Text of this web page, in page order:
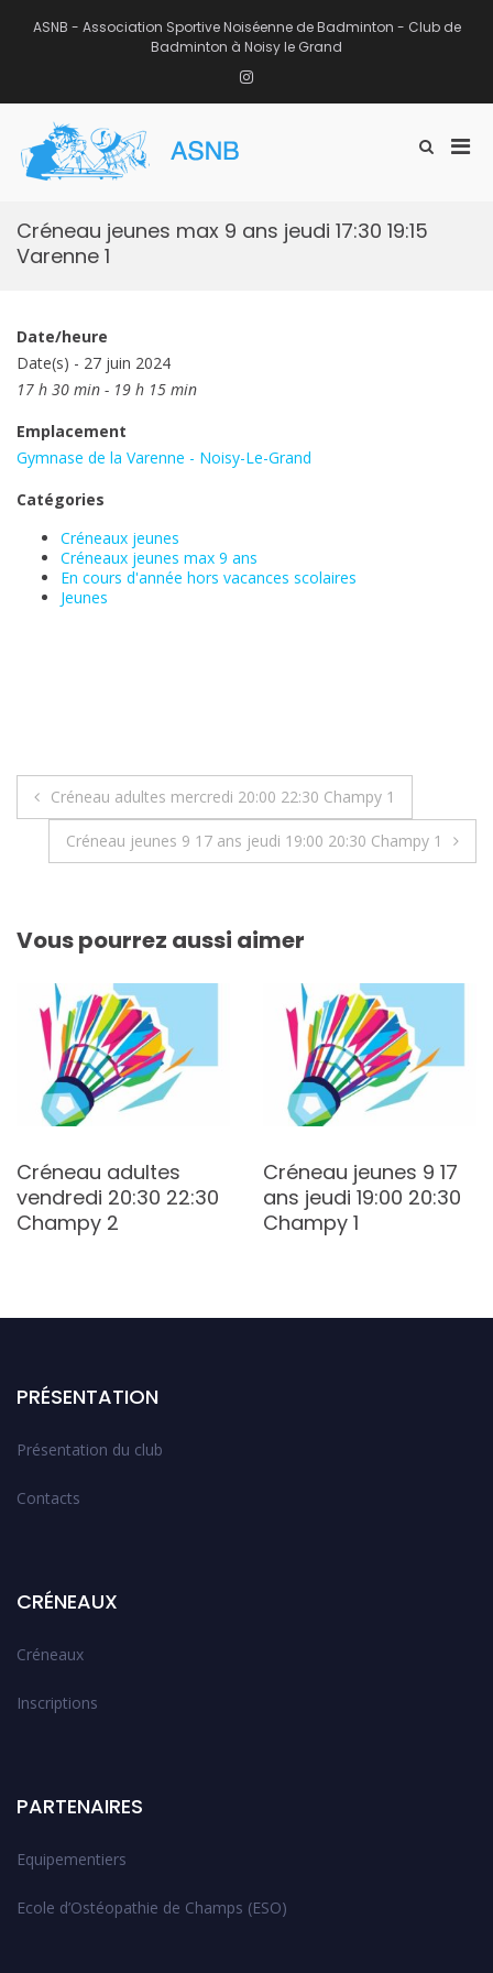
ASNB - Association Sportive Noiséenne de Badminton - Club de
Badminton à Noisy le Grand
Instagram
Afficher
recherche
Créneau jeunes max 9 ans jeudi 17:30 19:15
Varenne 1
Date/heure
Date(s) - 27 juin 2024
17 h 30 min - 19 h 15 min
Emplacement
Gymnase de la Varenne - Noisy-Le-Grand
Catégories
Créneaux jeunes
Créneaux jeunes max 9 ans
En cours d'année hors vacances scolaires
Jeunes
Navigation
Créneau adultes mercredi 20:00 22:30 Champy 1
Créneau jeunes 9 17 ans jeudi 19:00 20:30 Champy 1
Vous pourrez aussi aimer
Créneau adultes
vendredi 20:30 22:30
Champy 2
Créneau jeunes 9 17
ans jeudi 19:00 20:30
Champy 1
PRÉSENTATION
Présentation du club
Contacts
CRÉNEAUX
Créneaux
Inscriptions
PARTENAIRES
Equipementiers
Ecole d’Ostéopathie de Champs (ESO)